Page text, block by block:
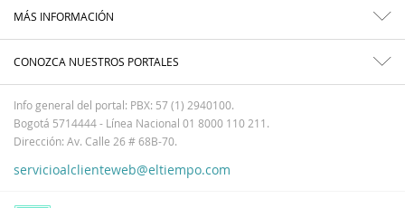
MÁS INFORMACIÓN
CONOZCA NUESTROS PORTALES
Info general del portal: PBX: 57 (1) 2940100.
Bogotá 5714444 - Línea Nacional 01 8000 110 211.
Dirección: Av. Calle 26 # 68B-70.
servicioalclienteweb@eltiempo.com